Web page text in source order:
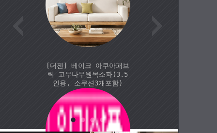
[더젠] 베이크202 아쿠아
패브릭 고무나무원목소파
(3.5인용, 소쿠션3개포
함)